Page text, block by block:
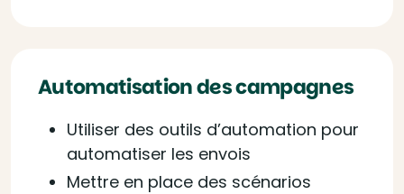
Automatisation des campagnes
Utiliser des outils d’automation pour
automatiser les envois
Mettre en place des scénarios